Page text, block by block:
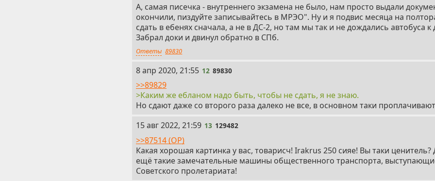
А, самая писечка - внутреннего экзамена не было, нам просто выдали
окончили, пиздуйте записывайтесь в МРЭО". Ну и я подвис месяца на
сдать в ебенях сначала, а не в ДС-2, но там мы так и не дождались автобуса к
Забрал доки и двинул обратно в СПб.
Ответы 89830
12
8 апр 2020, 21:55 12 89830
>>89829
>Каким же ебланом надо быть, чтобы не сдать, я не знаю.
Но сдают даже со второго раза далеко не все, в основном таки
13
15 авг 2022, 21:59 13 129482
>>87514 (OP)
Какая хорошая картинка у вас, товарисч! Irakrus 250 сияе! Вы таки
ещё такие замечательные машины общественного транспорта,
Советского пролетариата!